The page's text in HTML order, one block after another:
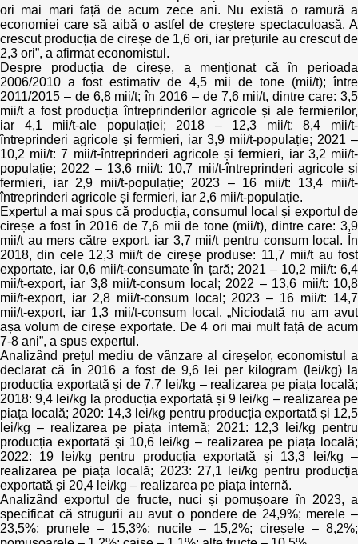
ori mai mari față de acum zece ani. Nu există o ramură a
economiei care să aibă o astfel de creștere spectaculoasă. A
crescut producția de cireșe de 1,6 ori, iar prețurile au crescut de
2,3 ori”, a afirmat economistul.
Despre producția de cireșe, a menționat că în perioada
2006/2010 a fost estimativ de 4,5 mii de tone (mii/t); între
2011/2015 – de 6,8 mii/t; în 2016 – de 7,6 mii/t, dintre care: 3,5
mii/t a fost producția întreprinderilor agricole și ale fermierilor,
iar 4,1 mii/t-ale populației; 2018 – 12,3 mii/t: 8,4 mii/t-
întreprinderi agricole și fermieri, iar 3,9 mii/t-populație; 2021 –
10,2 mii/t: 7 mii/t-întreprinderi agricole și fermieri, iar 3,2 mii/t-
populație; 2022 – 13,6 mii/t: 10,7 mii/t-întreprinderi agricole și
fermieri, iar 2,9 mii/t-populație; 2023 – 16 mii/t: 13,4 mii/t-
întreprinderi agricole și fermieri, iar 2,6 mii/t-populație.
Expertul a mai spus că producția, consumul local și exportul de
cireșe a fost în 2016 de 7,6 mii de tone (mii/t), dintre care: 3,9
mii/t au mers către export, iar 3,7 mii/t pentru consum local. În
2018, din cele 12,3 mii/t de cireșe produse: 11,7 mii/t au fost
exportate, iar 0,6 mii/t-consumate în țară; 2021 – 10,2 mii/t: 6,4
mii/t-export, iar 3,8 mii/t-consum local; 2022 – 13,6 mii/t: 10,8
mii/t-export, iar 2,8 mii/t-consum local; 2023 – 16 mii/t: 14,7
mii/t-export, iar 1,3 mii/t-consum local. „Niciodată nu am avut
așa volum de cireșe exportate. De 4 ori mai mult față de acum
7-8 ani”, a spus expertul.
Analizând prețul mediu de vânzare al cireșelor, economistul a
declarat că în 2016 a fost de 9,6 lei per kilogram (lei/kg) la
producția exportată și de 7,7 lei/kg – realizarea pe piața locală;
2018: 9,4 lei/kg la producția exportată și 9 lei/kg – realizarea pe
piața locală; 2020: 14,3 lei/kg pentru producția exportată și 12,5
lei/kg – realizarea pe piața internă; 2021: 12,3 lei/kg pentru
producția exportată și 10,6 lei/kg – realizarea pe piața locală;
2022: 19 lei/kg pentru producția exportată și 13,3 lei/kg –
realizarea pe piața locală; 2023: 27,1 lei/kg pentru producția
exportată și 20,4 lei/kg – realizarea pe piața internă.
Analizând exportul de fructe, nuci și pomușoare în 2023, a
specificat că strugurii au avut o pondere de 24,9%; merele –
23,5%; prunele – 15,3%; nucile – 15,2%; cireșele – 8,2%;